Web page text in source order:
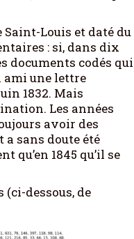
Louis et daté du
: si, dans dix
documents codés qui
ami une lettre
1832. Mais
Les années
avoir des
sans doute été
qu’en 1845 qu’il se
dessous, de